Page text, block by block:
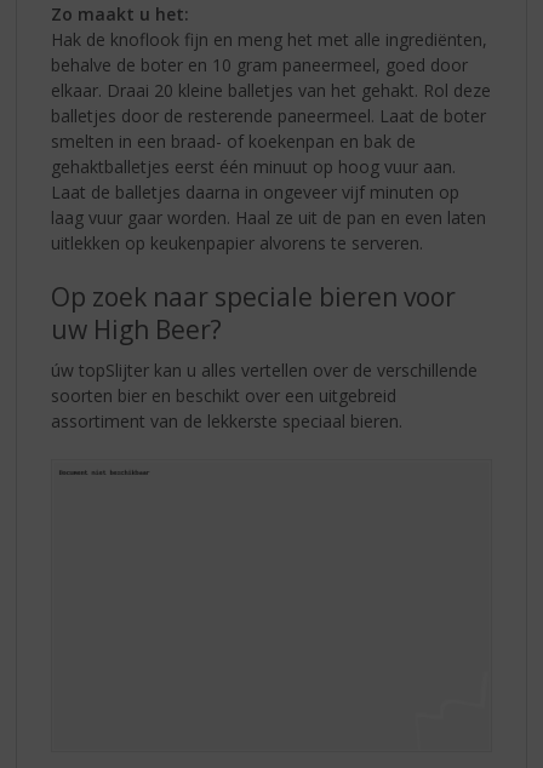
Zo maakt u het:
Hak de knoflook fijn en meng het met alle ingrediënten,
behalve de boter en 10 gram paneermeel, goed door
elkaar. Draai 20 kleine balletjes van het gehakt. Rol deze
balletjes door de resterende paneermeel. Laat de boter
smelten in een braad- of koekenpan en bak de
gehaktballetjes eerst één minuut op hoog vuur aan.
Laat de balletjes daarna in ongeveer vijf minuten op
laag vuur gaar worden. Haal ze uit de pan en even laten
uitlekken op keukenpapier alvorens te serveren.
Op zoek naar speciale bieren voor
uw High Beer?
úw topSlijter kan u alles vertellen over de verschillende
soorten bier en beschikt over een uitgebreid
assortiment van de lekkerste speciaal bieren.